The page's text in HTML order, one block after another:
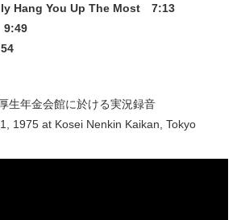
Hang You Up The Most 7:13
生年金会館に於ける実況録音
1975 at Kosei Nenkin Kaikan, Tokyo